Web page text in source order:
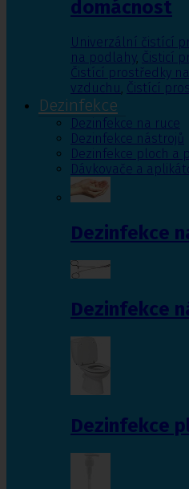
domácnost
Univerzální čistící
na podlahy, Čisticí
Čistící prostředky
vzduchu, Čistící
Dezinfekce
Dezinfekce na ruce
Dezinfekce nástrojů
Dezinfekce ploch a
Dávkovače a
Dezinfekce
Dezinfekce
Dezinfekce